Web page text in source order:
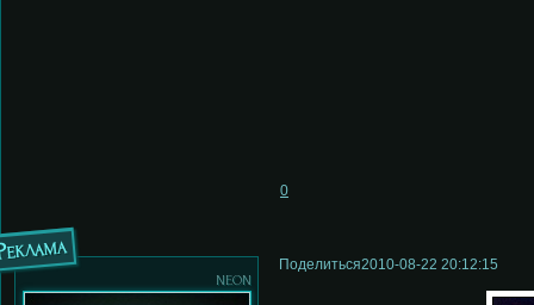
0
Поделиться2010-08-22 20:12:15
neon